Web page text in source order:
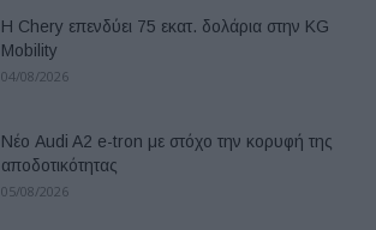
Η Chery επενδύει 75 εκατ. δολάρια στην KG
Mobility
04/08/2026
Νέο Audi A2 e-tron με στόχο την κορυφή της
αποδοτικότητας
05/08/2026